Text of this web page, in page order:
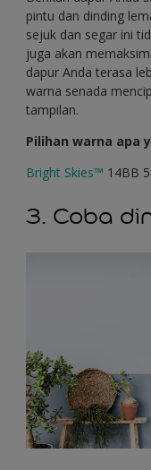
pintu dan dinding
sejuk dan segar ini
juga akan
dapur Anda terasa
warna senada
tampilan.
Pilihan warna apa
Bright Skies™ 14BB
3. Coba